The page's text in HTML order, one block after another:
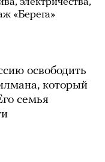
электричества,
«Берега»
освободить
который
семья